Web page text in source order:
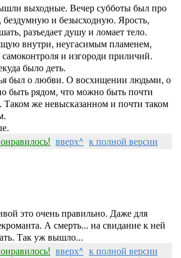
выходные. Вечер субботы был про
бездумную и безысходную. Ярость,
разъедает душу и ломает тело.
внутри, неугасимым пламенем,
и изгороди приличий.
было деть.
был о любви. О восхищении людьми, о
быть рядом, что можно быть почти
Таком же невысказанном и почти таком
вверх^ к полной версии
это очень правильно. Даже для
А смерть... на свидание к ней
Так уж вышло...
вверх^ к полной версии